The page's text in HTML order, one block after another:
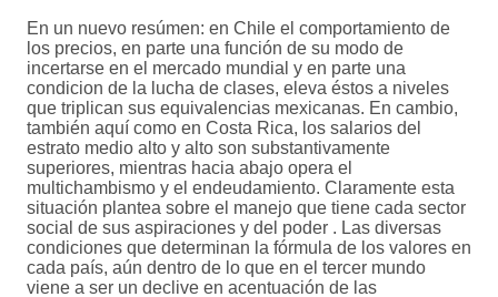
En un nuevo resúmen: en Chile el comportamiento de
los precios, en parte una función de su modo de
incertarse en el mercado mundial y en parte una
condicion de la lucha de clases, eleva éstos a niveles
que triplican sus equivalencias mexicanas. En cambio,
también aquí como en Costa Rica, los salarios del
estrato medio alto y alto son substantivamente
superiores, mientras hacia abajo opera el
multichambismo y el endeudamiento. Claramente esta
situación plantea sobre el manejo que tiene cada sector
social de sus aspiraciones y del poder . Las diversas
condiciones que determinan la fórmula de los valores en
cada país, aún dentro de lo que en el tercer mundo
viene a ser un declive en acentuación de las